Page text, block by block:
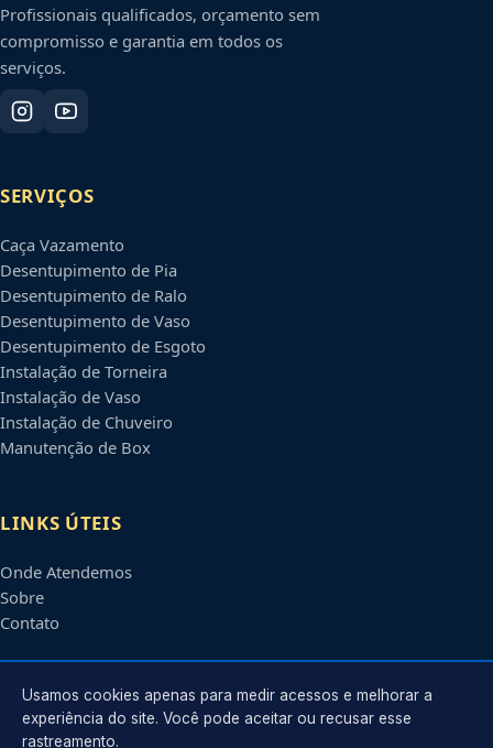
Profissionais qualificados, orçamento sem
compromisso e garantia em todos os
serviços.
SERVIÇOS
Caça Vazamento
Desentupimento de Pia
Desentupimento de Ralo
Desentupimento de Vaso
Desentupimento de Esgoto
Instalação de Torneira
Instalação de Vaso
Instalação de Chuveiro
Manutenção de Box
LINKS ÚTEIS
Onde Atendemos
Sobre
Contato
CONTATO
Usamos cookies apenas para medir acessos e melhorar a
experiência do site. Você pode aceitar ou recusar esse
rastreamento.